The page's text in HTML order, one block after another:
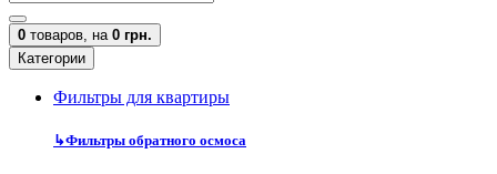
0 товаров, на 0 грн.
Категории
Фильтры для квартиры
↳Фильтры обратного осмоса